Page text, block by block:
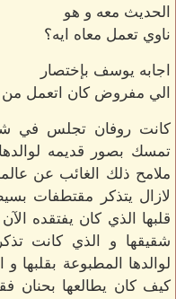
الحديث معه و هو
ناوي تعمل معاه ايه؟
اجابه يوسف بإختصار
الي مفروض كان اتعمل
كانت روفان تجلس في
تمسك بصور قديمه
ملامح ذلك الغائب عن
لازال يتذكر مقتطفات
قلبها الذي كان يفتقده
شقيقها و الذي كانت
لوالدها المطبوعة بقلبها
كيف كان يطالعها بحنان